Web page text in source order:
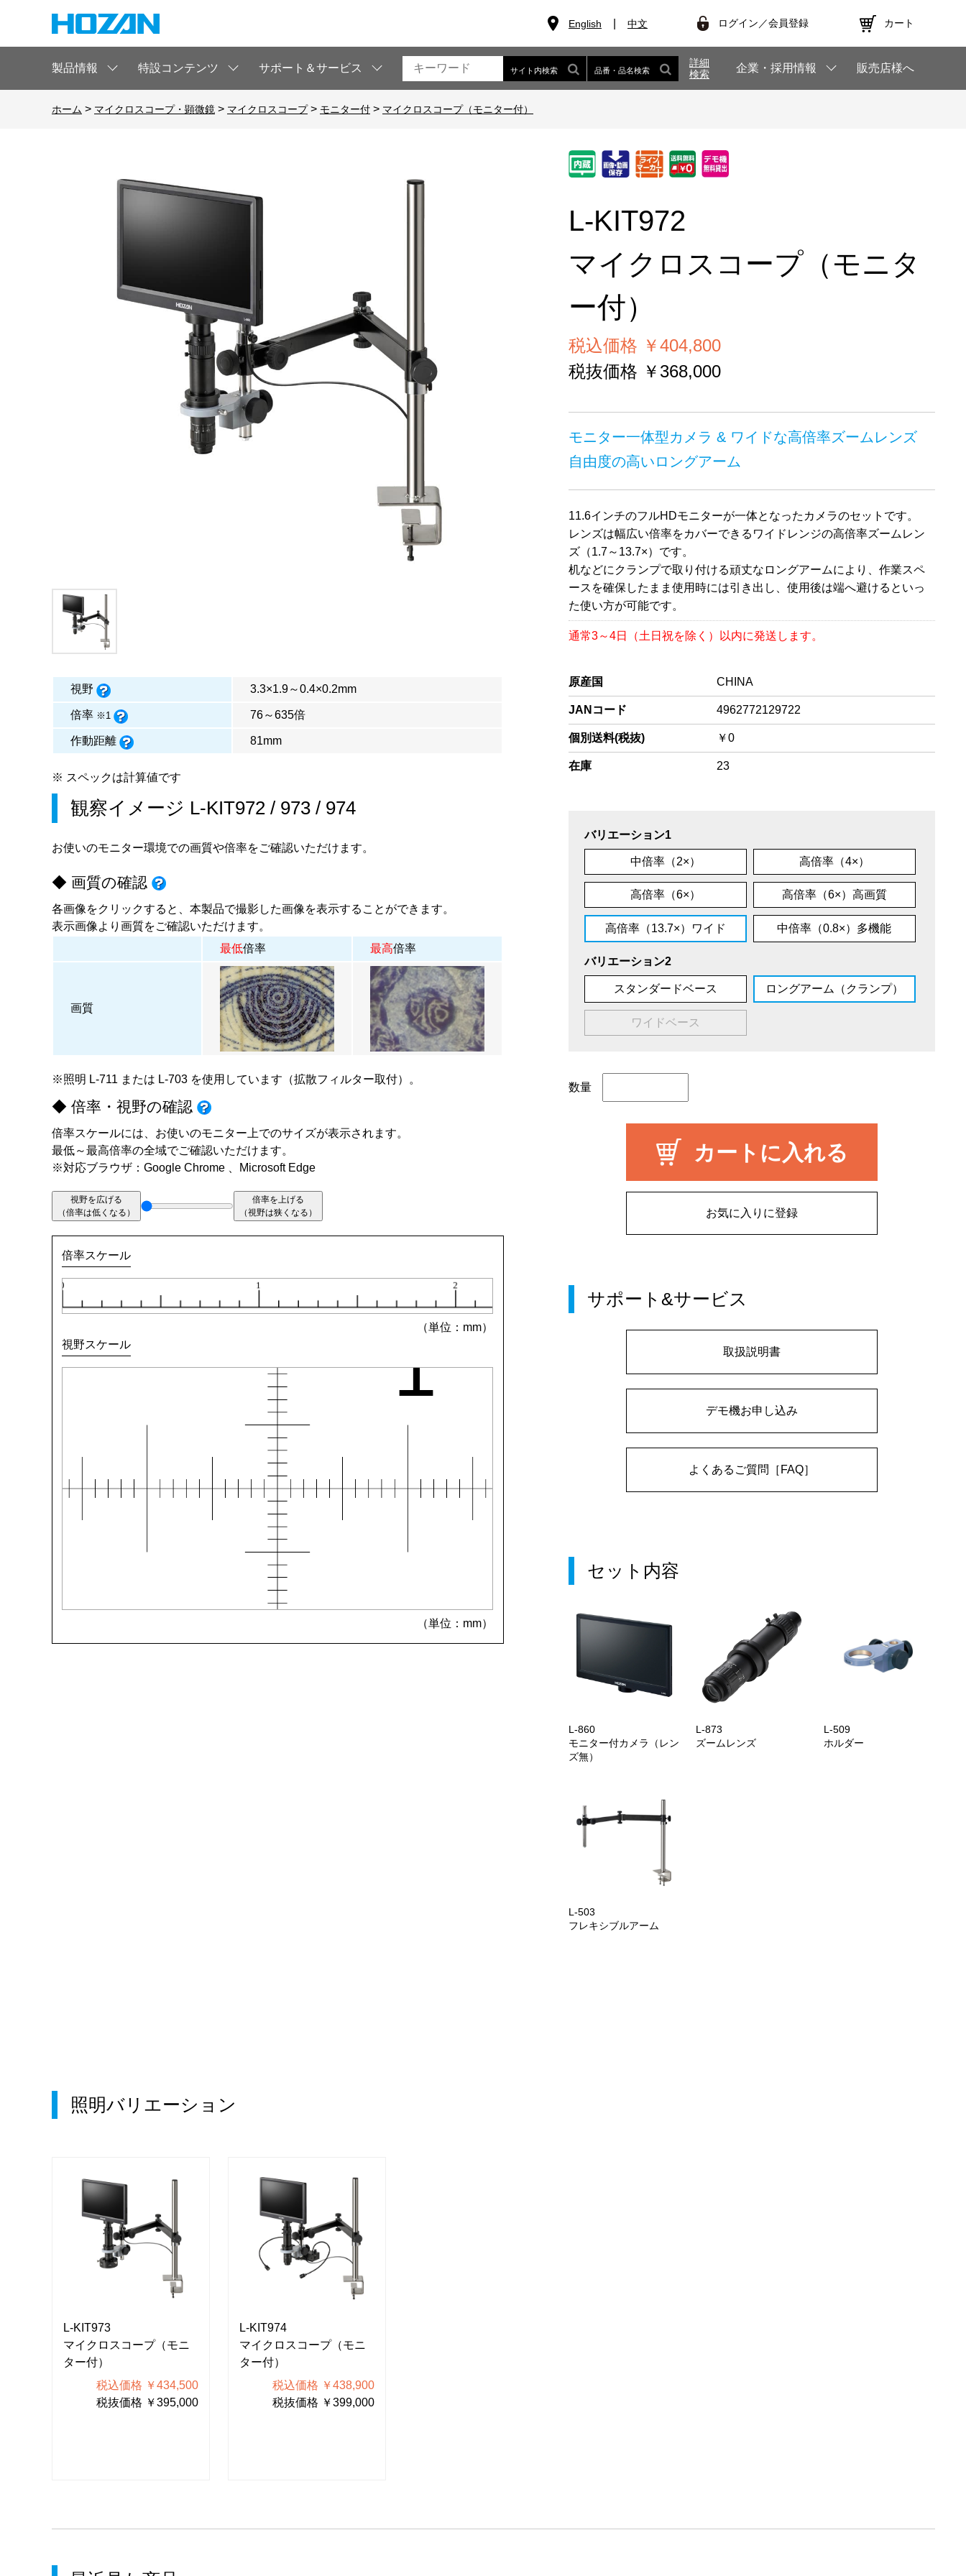
English 中文 ログイン／会員登録 カート
製品情報 特設コンテンツ サポート＆サービス サイト内検索 品番・品名検索
詳細
検索
企業・採用情報 販売店様へ
ホーム > マイクロスコープ・顕微鏡 > マイクロスコープ > モニター付 > マイクロスコープ（モニター付）
視野 3.3×1.9～0.4×0.2mm
倍率 ※1 76～635倍
作動距離 81mm
※ スペックは計算値です
観察イメージ L-KIT972 / 973 / 974
お使いのモニター環境での画質や倍率をご確認いただけます。
◆ 画質の確認
各画像をクリックすると、本製品で撮影した画像を表示することができます。
表示画像より画質をご確認いただけます。
最低倍率 最高倍率
画質
※照明 L-711 または L-703 を使用しています（拡散フィルター取付）。
◆ 倍率・視野の確認
倍率スケールには、お使いのモニター上でのサイズが表示されます。
最低～最高倍率の全域でご確認いただけます。
※対応ブラウザ：Google Chrome 、Microsoft Edge
視野を広げる
（倍率は低くなる）
倍率を上げる
（視野は狭くなる）
倍率スケール
（単位：mm）
視野スケール
（単位：mm）
L-KIT972
マイクロスコープ（モニタ
ー付）
税込価格 ￥404,800
税抜価格 ￥368,000
モニター一体型カメラ & ワイドな高倍率ズームレンズ
自由度の高いロングアーム
11.6インチのフルHDモニターが一体となったカメラのセットです。
レンズは幅広い倍率をカバーできるワイドレンジの高倍率ズームレン
ズ（1.7～13.7×）です。
机などにクランプで取り付ける頑丈なロングアームにより、作業スペ
ースを確保したまま使用時には引き出し、使用後は端へ避けるといっ
た使い方が可能です。
通常3～4日（土日祝を除く）以内に発送します。
原産国 CHINA
JANコード 4962772129722
個別送料(税抜) ￥0
在庫 23
バリエーション1
中倍率（2×） 高倍率（4×）
高倍率（6×） 高倍率（6×）高画質
高倍率（13.7×）ワイド 中倍率（0.8×）多機能
バリエーション2
スタンダードベース ロングアーム（クランプ）
ワイドベース
数量
カートに入れる
お気に入りに登録
サポート&サービス
取扱説明書
デモ機お申し込み
よくあるご質問［FAQ］
セット内容
L-860
モニター付カメラ（レン
ズ無）
L-873
ズームレンズ
L-509
ホルダー
L-503
フレキシブルアーム
照明バリエーション
L-KIT973
マイクロスコープ（モニ
ター付）
税込価格 ￥434,500
税抜価格 ￥395,000
L-KIT974
マイクロスコープ（モニ
ター付）
税込価格 ￥438,900
税抜価格 ￥399,000